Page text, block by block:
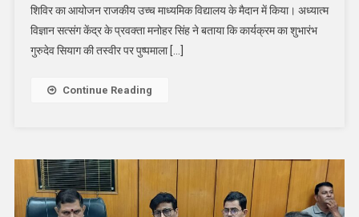
शिविर का आयोजन राजकीय उच्च माध्यमिक विद्यालय के मैदान में किया। अध्यात्म
विज्ञान सत्संग केंद्र के प्रवक्ता मनोहर सिंह ने बताया कि कार्यक्रम का शुभारंभ
गुरुदेव सियाग की तस्वीर पर पुष्पमाला […]
Continue Reading